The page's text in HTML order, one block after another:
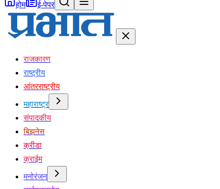
होम ई-पेपर
राजकारण
राष्ट्रीय
आंतरराष्ट्रीय
महाराष्ट्र
संपादकीय
बिझनेस
क्रीडा
क्राईम
मनोरंजन